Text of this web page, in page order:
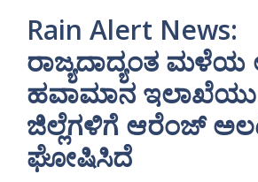
Rain Alert News:
ರಾಜ್ಯದಾದ್ಯಂತ ಮಳೆಯ
ಹವಾಮಾನ ಇಲಾಖೆಯು
ಜಿಲ್ಲೆಗಳಿಗೆ ಆರೆಂಜ್
ಘೋಷಿಸಿದೆ